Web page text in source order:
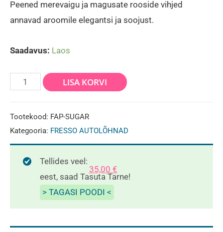
Peened merevaigu ja magusate rooside vihjed
annavad aroomile elegantsi ja soojust.
Saadavus: Laos
Auto
Fresso-
Sugar
Love
50ml
LISA KORVI
Tootekood: FAP-SUGAR
Kategooria: FRESSO AUTOLÕHNAD
Tellides veel:
35,00 €
eest, saad Tasuta Tarne!
> TAGASI POODI <